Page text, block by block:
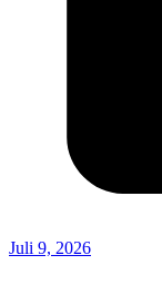
Juli 9, 2026